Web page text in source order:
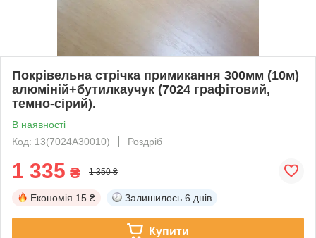
Покрівельна стрічка примикання 300мм (10м)
алюміній+бутилкаучук (7024 графітовий,
темно-сірий).
В наявності
Код: 13(7024А30010)
Роздріб
1 335 ₴ 1 350 ₴
Економія 15 ₴ Залишилось 6 днів
Купити